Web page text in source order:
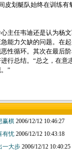
皮划艇队始终在训练
任韦迪还是认为杨文
能力欠缺的问题。在
性循环。其次在最后
行总结。“总之，在
”
赢棋 2006/12/12 10:46:27
有忧 2006/12/12 10:43:18
一大步 2006/12/12 10:40:25